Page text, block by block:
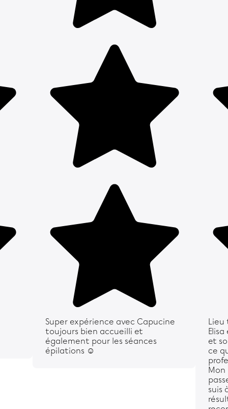
Super expérience avec Capucine
toujours bien accueilli et
également pour les séances
épilations ☺️
Lieu
et
ce
Mon
suis